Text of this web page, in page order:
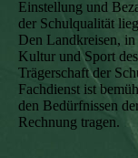
Einstellung und
der Schulqualität
Den Landkreisen,
Kultur und Sport
Trägerschaft der
Fachdienst ist
den Bedürfnissen
Rechnung tragen.